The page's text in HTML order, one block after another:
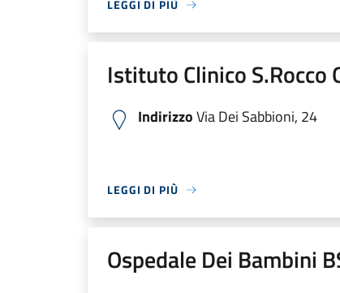
LEGGI DI PIÙ
Istituto Clinico S.Rocco
IndirizzoVia Dei Sabbioni, 24
LEGGI DI PIÙ
Ospedale Dei Bambini